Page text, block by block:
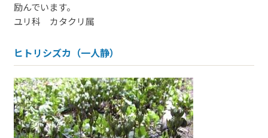
励んでいます。
ユリ科 カタクリ属
ヒトリシズカ（一人静）